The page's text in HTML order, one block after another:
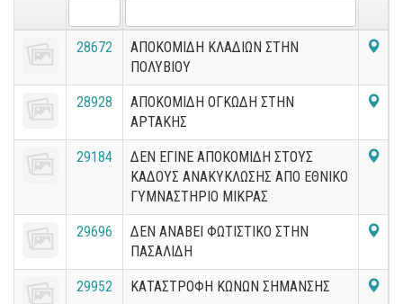
28672
ΑΠΟΚΟΜΙΔΗ ΚΛΑΔΙΩΝ ΣΤΗΝ
ΠΟΛΥΒΙΟΥ
28928
ΑΠΟΚΟΜΙΔΗ ΟΓΚΩΔΗ ΣΤΗΝ
ΑΡΤΑΚΗΣ
29184
ΔΕΝ ΕΓΙΝΕ ΑΠΟΚΟΜΙΔΗ ΣΤΟΥΣ
ΚΑΔΟΥΣ ΑΝΑΚΥΚΛΩΣΗΣ ΑΠΟ ΕΘΝΙΚΟ
ΓΥΜΝΑΣΤΗΡΙΟ ΜΙΚΡΑΣ
29696
ΔΕΝ ΑΝΑΒΕΙ ΦΩΤΙΣΤΙΚΟ ΣΤΗΝ
ΠΑΣΑΛΙΔΗ
29952 ΚΑΤΑΣΤΡΟΦΗ ΚΩΝΩΝ ΣΗΜΑΝΣΗΣ